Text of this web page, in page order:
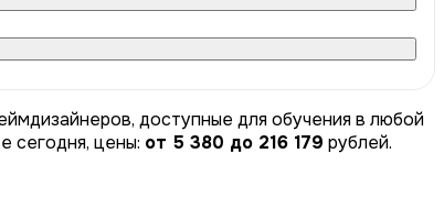
доступные для обучения в любой
сегодня, цены: от 5 380 до 216 179 рублей.